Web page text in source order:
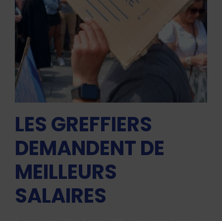
LES GREFFIERS
DEMANDENT DE
MEILLEURS
SALAIRES